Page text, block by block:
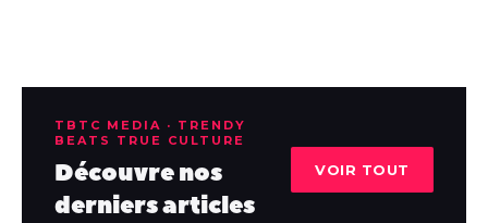
TBTC MEDIA · TRENDY
BEATS TRUE CULTURE
Découvre nos
derniers articles
VOIR TOUT